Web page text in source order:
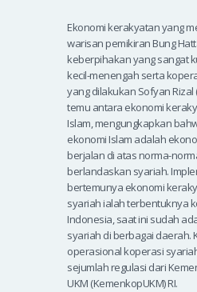
Ekonomi kerakyatan yang
warisan pemikiran Bung
keberpihakan yang sangat
kecil-menengah serta
yang dilakukan Sofyan Rizal
temu antara ekonomi
Islam, mengungkapkan
ekonomi Islam adalah
berjalan di atas norma-
berlandaskan syariah.
bertemunya ekonomi
syariah ialah terbentuknya
Indonesia, saat ini sudah
syariah di berbagai daerah.
operasional koperasi
sejumlah regulasi dari
UKM (KemenkopUKM) RI.